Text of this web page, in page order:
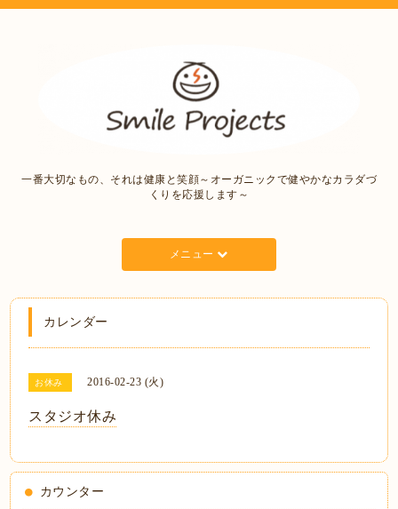
一番大切なもの、それは健康と笑顔～オーガニックで健やかなカラダづ
くりを応援します～
メニュー
カレンダー
お休み 2016-02-23 (火)
スタジオ休み
カウンター